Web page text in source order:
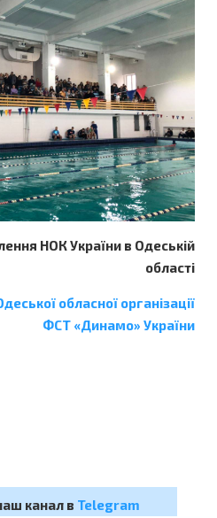
НОК України в Одеській
області
обласної організації
ФСТ «Динамо» України
канал в Telegram